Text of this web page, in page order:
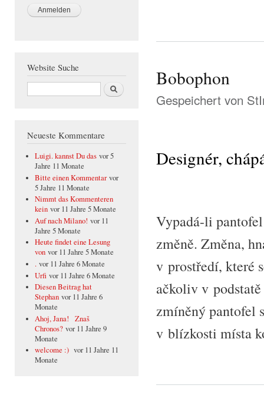
Website Suche
Suche
Neueste Kommentare
Luigi. kannst Du das vor 5
Jahre 11 Monate
Bitte einen Kommentar vor
5 Jahre 11 Monate
Nimmt das Kommenteren
kein vor 11 Jahre 5 Monate
Auf nach Milano! vor 11
Jahre 5 Monate
Heute findet eine Lesung
von vor 11 Jahre 5 Monate
. vor 11 Jahre 6 Monate
Urfi vor 11 Jahre 6 Monate
Diesen Beitrag hat
Stephan vor 11 Jahre 6
Monate
Ahoj, Jana! Znaš
Chronos? vor 11 Jahre 9
Monate
welcome :) vor 11 Jahre 11
Monate
Bobophon
Gespeichert von
Designér,
Vypadá-li
změně. Změna,
v prostředí, které
ačkoliv v
zmíněný pantofel
v blízkosti místa